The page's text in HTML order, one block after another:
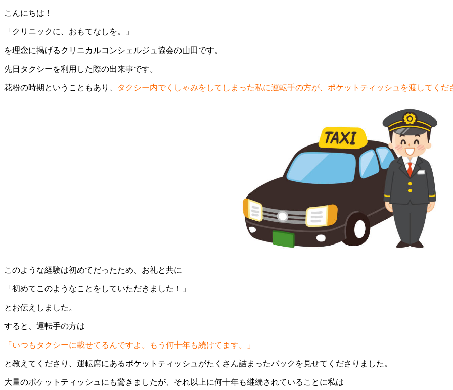
こんにちは！
「クリニックに、おもてなしを。」
を理念に掲げるクリニカルコンシェルジュ協会の山田です。
先日タクシーを利用した際の出来事です。
花粉の時期ということもあり、 タクシー内でくしゃみをしてしまった私に運転手の方が、ポケットティッシュを渡してくだ
このような経験は初めてだったため、お礼と共に
「初めてこのようなことをしていただきました！」
とお伝えしました。
すると、運転手の方は
「いつもタクシーに載せてるんですよ。もう何十年も続けてます。」
と教えてくださり、運転席にあるポケットティッシュがたくさん詰まったバックを見せてくださりました。
大量のポケットティッシュにも驚きましたが、それ以上に何十年も継続されていることに私は